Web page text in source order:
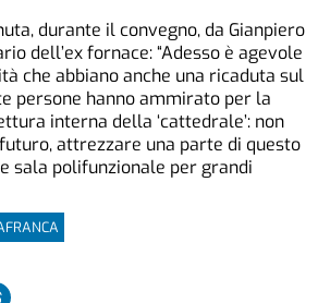
durante il convegno, da Gianpiero
dell’ex fornace: “Adesso è agevole
che abbiano anche una ricaduta sul
persone hanno ammirato per la
interna della ‘cattedrale’: non
attrezzare una parte di questo
sala polifunzionale per grandi